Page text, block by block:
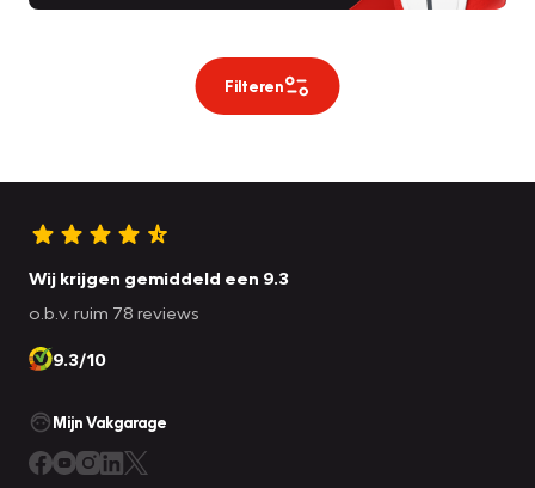
Filteren
Wij krijgen gemiddeld een 9.3
o.b.v. ruim 78 reviews
9.3/10
Mijn Vakgarage